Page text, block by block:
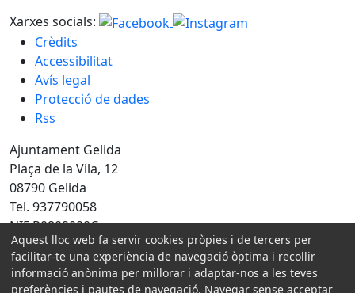
Xarxes socials:
Crèdits
Accessibilitat
Avís legal
Protecció de dades
Rss
Ajuntament Gelida
Plaça de la Vila, 12
08790 Gelida
Tel. 937790058
NIF P0809000C
Amb la col·laboració de:
Aquest lloc web fa servir cookies pròpies i de tercers per
facilitar-te una experiència de navegació òptima i recollir
informació anònima per millorar i adaptar-nos a les teves
preferències i pautes de navegació. Navegar sense acceptar